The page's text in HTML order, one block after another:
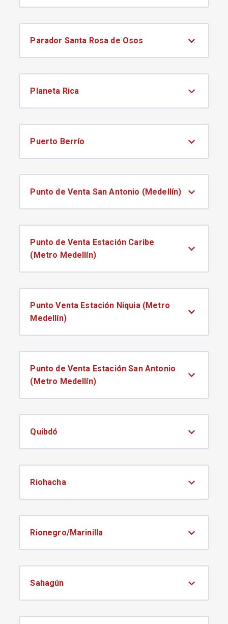
Parador Santa Rosa de Osos
Planeta Rica
Puerto Berrío
Punto de Venta San Antonio (Medellín)
Punto de Venta Estación Caribe
(Metro Medellín)
Punto Venta Estación Niquia (Metro
Medellín)
Punto de Venta Estación San Antonio
(Metro Medellín)
Quibdó
Riohacha
Rionegro/Marinilla
Sahagún